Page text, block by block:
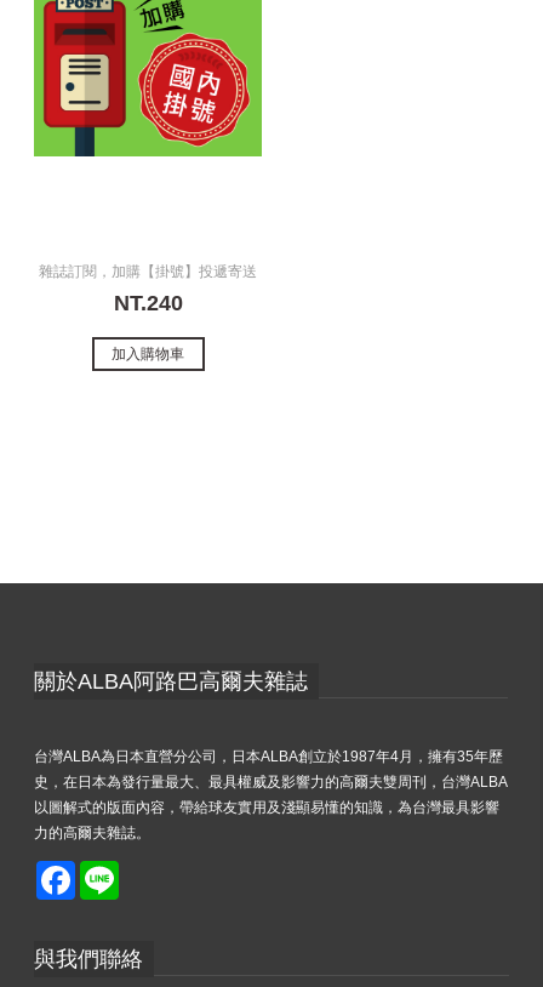
雜誌訂閱，加購【掛號】投遞寄送
NT.240
加入購物車
關於ALBA阿路巴高爾夫雜誌
台灣ALBA為日本直營分公司，日本ALBA創立於1987年4月，擁有35年歷
史，在日本為發行量最大、最具權威及影響力的高爾夫雙周刊，台灣ALBA
以圖解式的版面內容，帶給球友實用及淺顯易懂的知識，為台灣最具影響
力的高爾夫雜誌。
Facebook
與我們聯絡